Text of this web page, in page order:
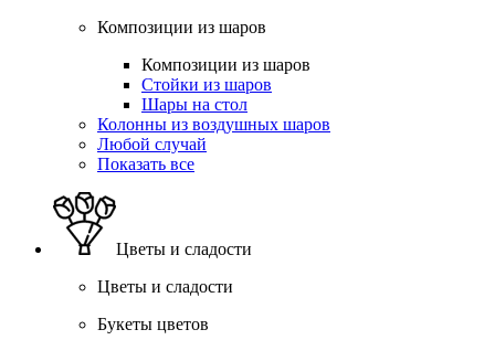
Композиции из шаров
Композиции из шаров
Стойки из шаров
Шары на стол
Колонны из воздушных шаров
Любой случай
Показать все
Цветы и сладости
Цветы и сладости
Букеты цветов